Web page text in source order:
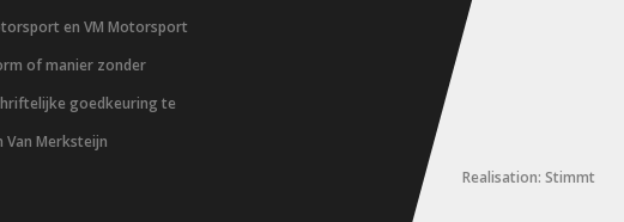
en VM Motorsport
of manier zonder
goedkeuring te
Van Merksteijn
Realisation: Stimmt